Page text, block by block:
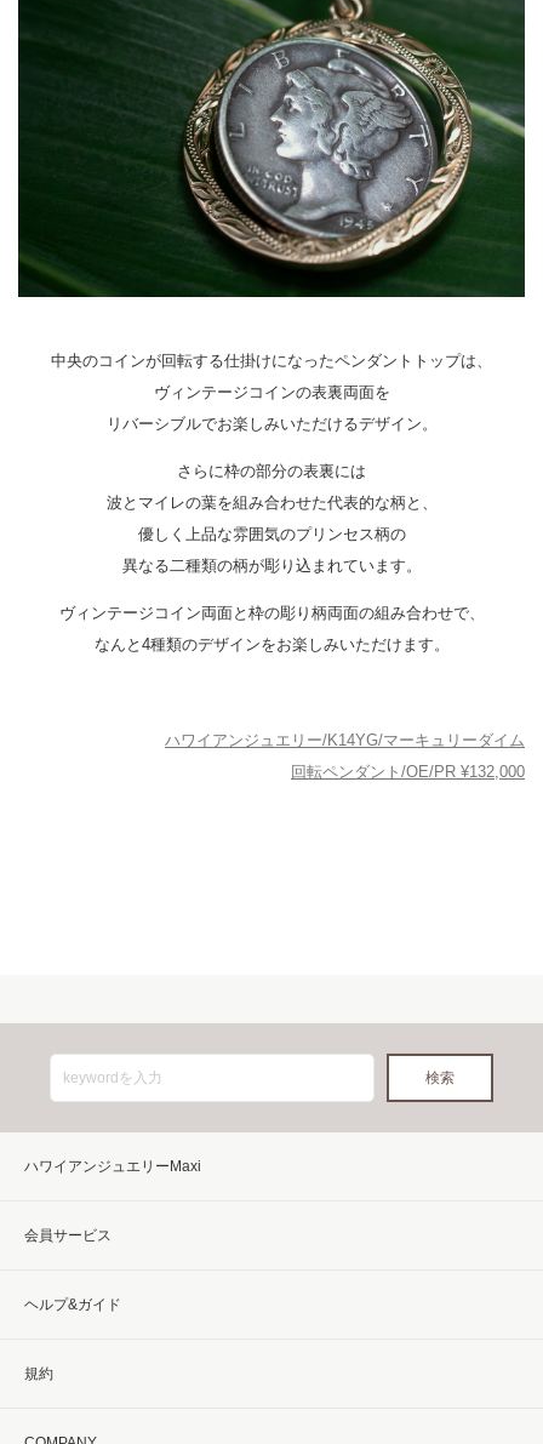
中央のコインが回転する仕掛けになったペンダントトップは、
ヴィンテージコインの表裏両面を
リバーシブルでお楽しみいただけるデザイン。
さらに枠の部分の表裏には
波とマイレの葉を組み合わせた代表的な柄と、
優しく上品な雰囲気のプリンセス柄の
異なる二種類の柄が彫り込まれています。
ヴィンテージコイン両面と枠の彫り柄両面の組み合わせで、
なんと4種類のデザインをお楽しみいただけます。
ハワイアンジュエリー/K14YG/マーキュリーダイム
回転ペンダント/OE/PR ¥132,000
ハワイアンジュエリーMaxi
会員サービス
ヘルプ&ガイド
規約